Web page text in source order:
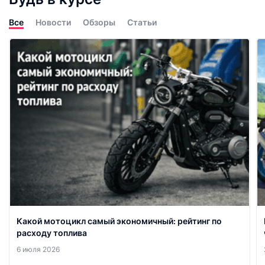
Все Новости Обзоры Статьи
Какой мотоцикл самый экономичный: рейтинг по
расходу топлива
6 июля 2026